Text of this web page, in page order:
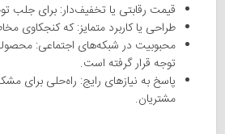
قیمت رقابتی یا تخفیف‌دار: برای جلب
طراحی یا کاربرد متمایز: که کنجکاوی
محبوبیت در شبکه‌های اجتماعی:
توجه قرار گرفته است.
پاسخ به نیازهای رایج: راه‌حلی برای
مشتریان.